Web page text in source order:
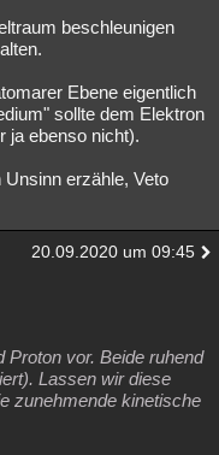
beschleunigen
Ebene eigentlich
sollte dem Elektron
ja ebenso nicht).
erzähle, Veto
20.09.2020 um 09:45
Proton vor. Beide ruhend
Lassen wir diese
zunehmende kinetische